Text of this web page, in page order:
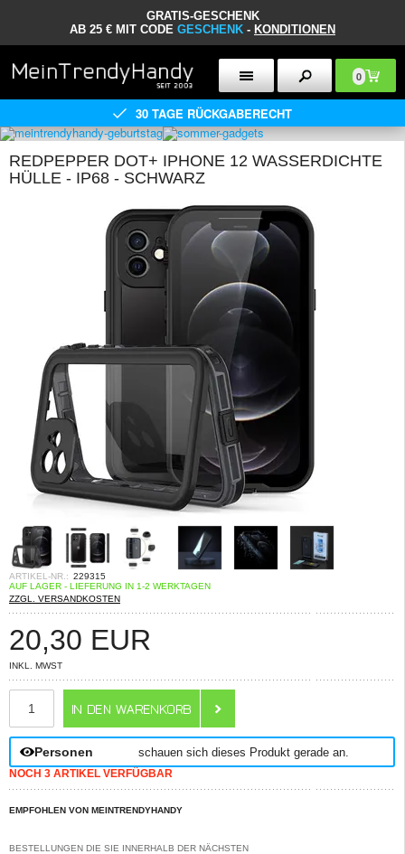
GRATIS-GESCHENK
AB 25 € MIT CODE GESCHENK - KONDITIONEN
0
30 TAGE RÜCKGABERECHT
REDPEPPER DOT+ IPHONE 12 WASSERDICHTE
HÜLLE - IP68 - SCHWARZ
ARTIKEL-NR.: 229315
AUF LAGER - LIEFERUNG IN 1-2 WERKTAGEN
ZZGL. VERSANDKOSTEN
20,30 EUR
INKL. MWST
Personen schauen sich dieses Produkt gerade an.
NOCH 3 ARTIKEL VERFÜGBAR
EMPFOHLEN VON MEINTRENDYHANDY
BESTELLUNGEN DIE SIE INNERHALB DER NÄCHSTEN